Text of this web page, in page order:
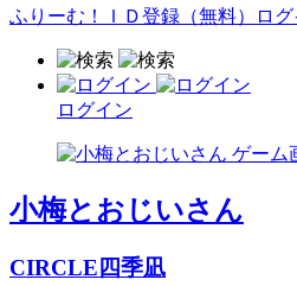
ふりーむ！ＩＤ登録（無料） ロ
ログイン
小梅とおじいさん
CIRCLE四季凪